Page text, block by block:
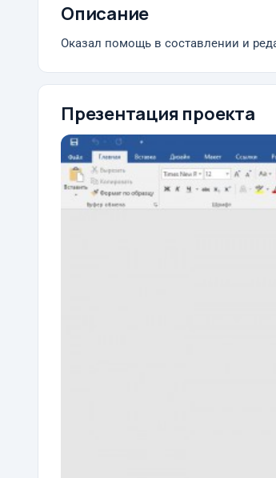
Описание
Оказал помощь в составлении и
Презентация проекта